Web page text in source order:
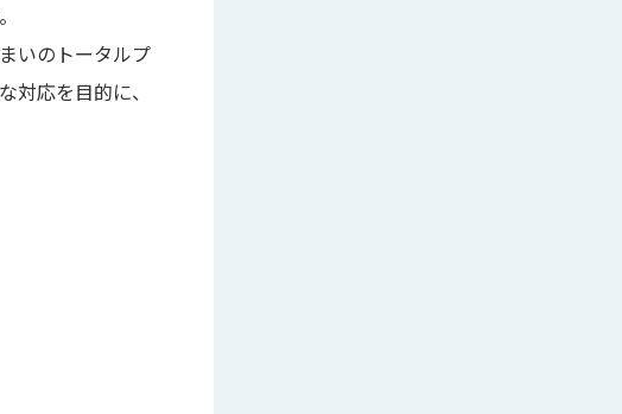
いのトータルプ
対応を目的に、